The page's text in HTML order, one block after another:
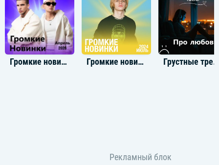
Громкие новинки: Апрель 2026 Громкие новинки: Июль 2024 Грустные треки про любовь